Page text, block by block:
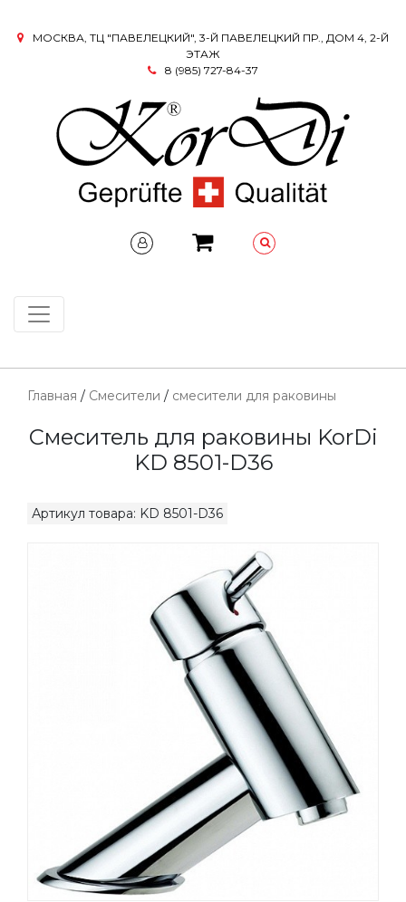
МОСКВА, ТЦ "ПАВЕЛЕЦКИЙ", 3-Й ПАВЕЛЕЦКИЙ ПР., ДОМ 4, 2-Й
ЭТАЖ
8 (985) 727-84-37
Главная / Смесители / смесители для раковины
Смеситель для раковины KorDi
KD 8501-D36
Артикул товара: KD 8501-D36